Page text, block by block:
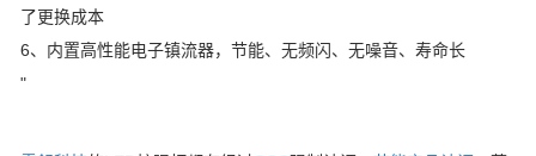
了更换成本
6、内置高性能电子镇流器，节能、无频闪、无噪音、寿命长
"